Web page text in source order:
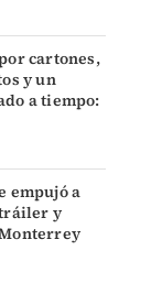
cartones,
y un
a tiempo:
empujó a
y